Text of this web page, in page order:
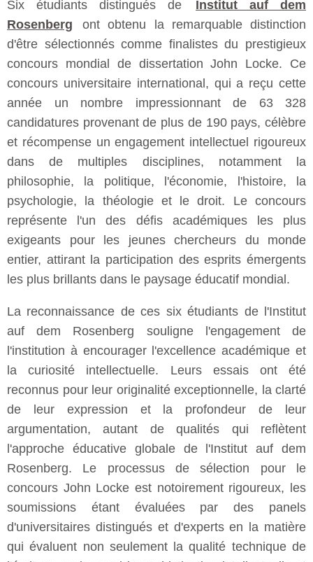
Six étudiants distingués de
Institut auf dem
Rosenberg
ont obtenu la remarquable distinction
d'être sélectionnés comme finalistes du prestigieux
concours mondial de dissertation John Locke. Ce
concours universitaire international, qui a reçu cette
année un nombre impressionnant de 63 328
candidatures provenant de plus de 190 pays, célèbre
et récompense un engagement intellectuel rigoureux
dans de multiples disciplines, notamment la
philosophie, la politique, l'économie, l'histoire, la
psychologie, la théologie et le droit. Le concours
représente l'un des défis académiques les plus
exigeants pour les jeunes chercheurs du monde
entier, attirant la participation des esprits émergents
les plus brillants dans le paysage éducatif mondial.
La reconnaissance de ces six étudiants de l'Institut
auf dem Rosenberg souligne l'engagement de
l'institution à encourager l'excellence académique et
la curiosité intellectuelle. Leurs essais ont été
reconnus pour leur originalité exceptionnelle, la clarté
de leur expression et la profondeur de leur
argumentation, autant de qualités qui reflètent
l'approche éducative globale de l'Institut auf dem
Rosenberg. Le processus de sélection pour le
concours John Locke est notoirement rigoureux, les
soumissions étant évaluées par des panels
d'universitaires distingués et d'experts en la matière
qui évaluent non seulement la qualité technique de